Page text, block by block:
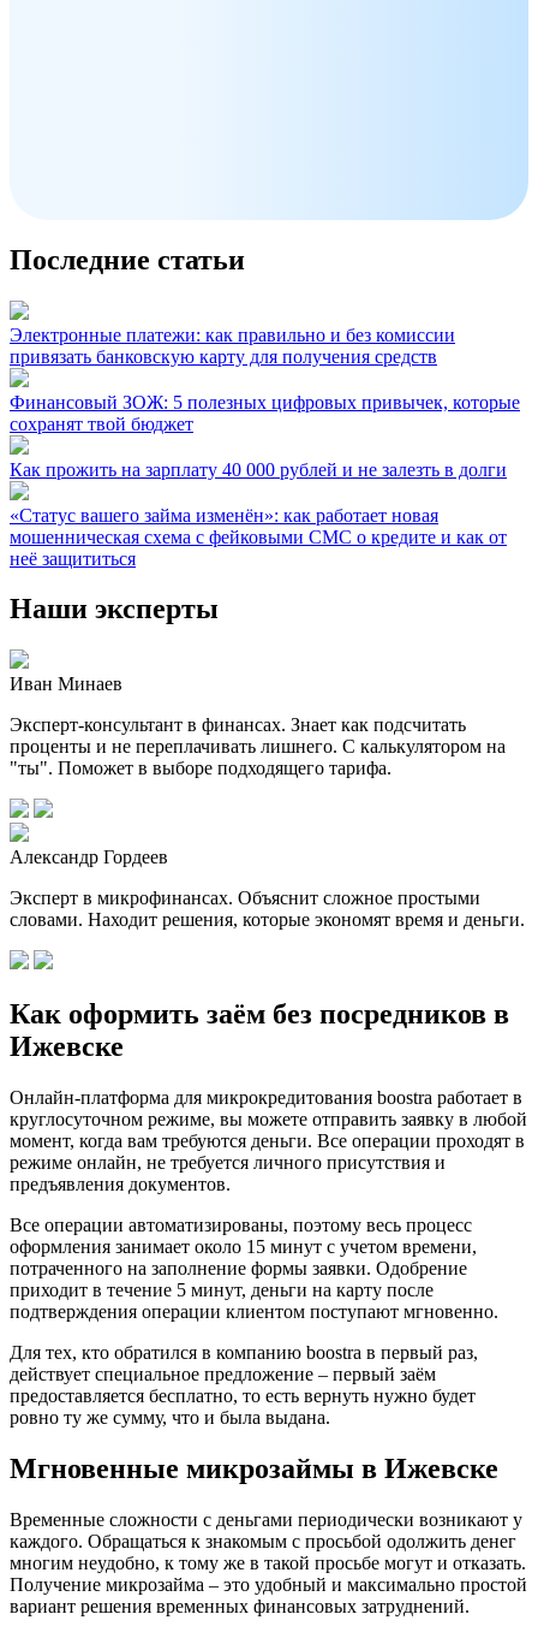
Последние статьи
Электронные платежи: как правильно и без комиссии
привязать банковскую карту для получения средств
Финансовый ЗОЖ: 5 полезных цифровых привычек, которые
сохранят твой бюджет
Как прожить на зарплату 40 000 рублей и не залезть в долги
«Статус вашего займа изменён»: как работает новая
мошенническая схема с фейковыми СМС о кредите и как от
неё защититься
Наши эксперты
Иван Минаев
Эксперт-консультант в финансах. Знает как подсчитать
проценты и не переплачивать лишнего. С калькулятором на
"ты". Поможет в выборе подходящего тарифа.
Александр Гордеев
Эксперт в микрофинансах. Объяснит сложное простыми
словами. Находит решения, которые экономят время и деньги.
Как оформить заём без посредников в
Ижевске
Онлайн-платформа для микрокредитования boostra работает в
круглосуточном режиме, вы можете отправить заявку в любой
момент, когда вам требуются деньги. Все операции проходят в
режиме онлайн, не требуется личного присутствия и
предъявления документов.
Все операции автоматизированы, поэтому весь процесс
оформления занимает около 15 минут с учетом времени,
потраченного на заполнение формы заявки. Одобрение
приходит в течение 5 минут, деньги на карту после
подтверждения операции клиентом поступают мгновенно.
Для тех, кто обратился в компанию boostra в первый раз,
действует специальное предложение – первый заём
предоставляется бесплатно, то есть вернуть нужно будет
ровно ту же сумму, что и была выдана.
Мгновенные микрозаймы в Ижевске
Временные сложности с деньгами периодически возникают у
каждого. Обращаться к знакомым с просьбой одолжить денег
многим неудобно, к тому же в такой просьбе могут и отказать.
Получение микрозайма – это удобный и максимально простой
вариант решения временных финансовых затруднений.